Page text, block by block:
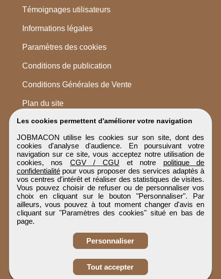
Obtenir ses
coordonnées
Les cookies permettent d'améliorer votre navigation
JOBMACON utilise les cookies sur son site, dont des
cookies d'analyse d'audience. En poursuivant votre
navigation sur ce site, vous acceptez notre utilisation de
cookies, nos CGV / CGU et notre politique de
confidentialitépour vous proposer des services adaptés à
vos centres d'intérêt et réaliser des statistiques de visites.
Vous pouvez choisir de refuser ou de personnaliser vos
choix en cliquant sur le bouton "Personnaliser". Par
ailleurs, vous pouvez à tout moment changer d'avis en
cliquant sur "Paramètres des cookies" situé en bas de
page.
Personnaliser
Tout accepter
Témoignages utilisateurs
Informations légales
Paramètres des cookies
Conditions de publication
Conditions Générales de Vente
Plan du site
JOBMACON